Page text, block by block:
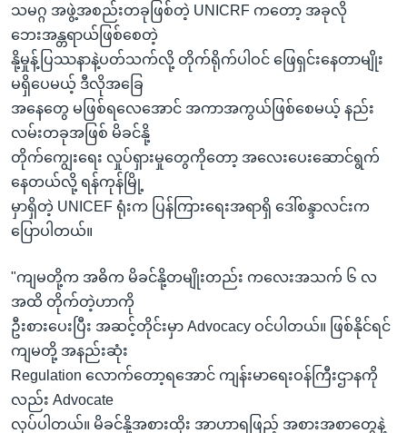
သမဂ္ဂ အဖွဲ့အစည်းတခုဖြစ်တဲ့ UNICRF ကတော့ အခုလို
ဘေးအန္တရာယ်ဖြစ်စေတဲ့
နို့မှုန့်ပြဿနာနဲ့ပတ်သက်လို့ တိုက်ရိုက်ပါဝင် ဖြေရှင်းနေတာမျိုး
မရှိပေမယ့် ဒီလိုအခြေ
အနေတွေ မဖြစ်ရလေအောင် အကာအကွယ်ဖြစ်စေမယ့် နည်း
လမ်းတခုအဖြစ် မိခင်နို့
တိုက်ကျွေးရေး လှုပ်ရှားမှုတွေကိုတော့ အလေးပေးဆောင်ရွက်
နေတယ်လို့ ရန်ကုန်မြို့
မှာရှိတဲ့ UNICEF ရုံးက ပြန်ကြားရေးအရာရှိ ဒေါ်စန္ဒာလင်းက
ပြောပါတယ်။
"ကျမတို့က အဓိက မိခင်နို့တမျိုးတည်း ကလေးအသက် ၆ လ
အထိ တိုက်တဲ့ဟာကို
ဦးစားပေးပြီး အဆင့်တိုင်းမှာ Advocacy ဝင်ပါတယ်။ ဖြစ်နိုင်ရင်
ကျမတို့ အနည်းဆုံး
Regulation လောက်တော့ရအောင် ကျန်းမာရေးဝန်ကြီးဌာနကို
လည်း Advocate
လုပ်ပါတယ်။ မိခင်နို့အစားထိုး အာဟာရဖြည့် အစားအစာတွေနဲ့